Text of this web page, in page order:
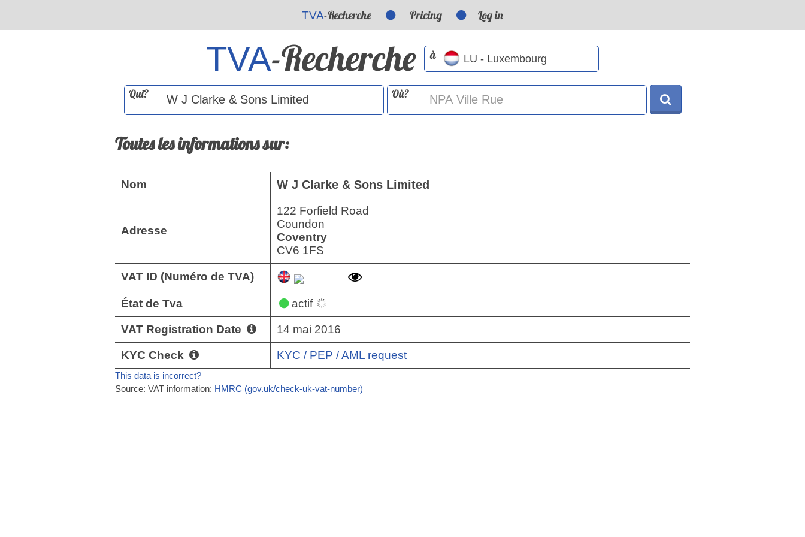
TVA-Recherche Pricing Log in
TVA-Recherche à
Qui? Où?
Toutes les informations sur:
Nom W J Clarke & Sons Limited
Adresse
122 Forfield Road
Coundon
Coventry
CV6 1FS
VAT ID (Numéro de TVA)
État de Tva actif
VAT Registration Date 14 mai 2016
KYC Check KYC / PEP / AML request
This data is incorrect?
Source: VAT information: HMRC (gov.uk/check-uk-vat-number)